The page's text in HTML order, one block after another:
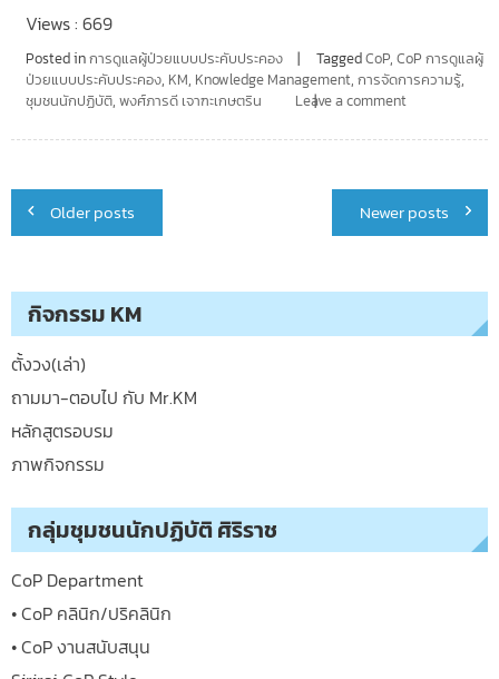
Views : 669
Posted inการดูแลผู้ป่วยแบบประคับประคอง TaggedCoP, CoP การดูแลผู้
ป่วยแบบประคับประคอง, KM, Knowledge Management, การจัดการความรู้,
ชุมชนนักปฏิบัติ, พงศ์ภารดี เจาฑะเกษตริน Leave a comment
Posts
navigation
Older posts Newer posts
กิจกรรม KM
ตั้งวง(เล่า)
ถามมา-ตอบไป กับ Mr.KM
หลักสูตรอบรม
ภาพกิจกรรม
กลุ่มชุมชนนักปฏิบัติ ศิริราช
CoP Department
• CoP คลินิก/ปริคลินิก
• CoP งานสนับสนุน